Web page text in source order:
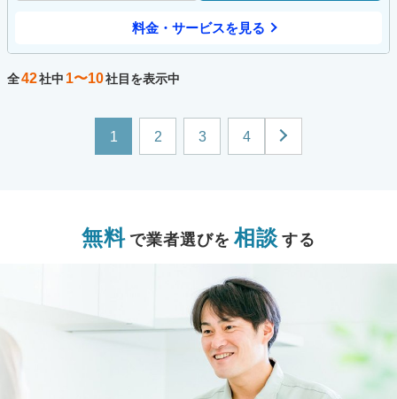
料金・サービスを見る
全42社中 1〜10社目を表示中
1 2 3 4
無料 で業者選びを 相談 する